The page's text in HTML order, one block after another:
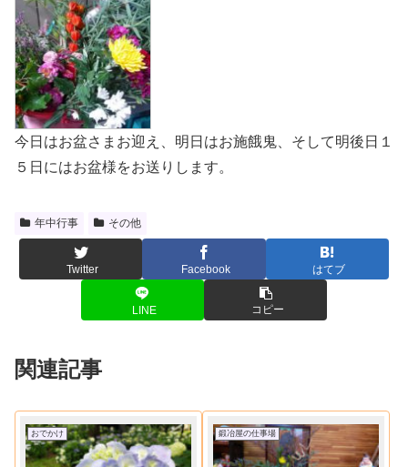
今日はお盆さまお迎え、明日はお施餓鬼、そして明後日１
５日にはお盆様をお送りします。
年中行事 その他
Twitter Facebook はてブ
LINE コピー
関連記事
おでかけ 鍛冶屋の仕事場